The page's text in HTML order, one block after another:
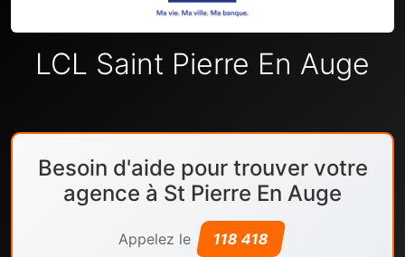
LCL Saint Pierre En Auge
Besoin d'aide pour trouver votre
agence à St Pierre En Auge
Appelez le 118 418